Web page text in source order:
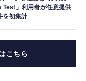
Test」利用者が任意提供
を初集計
こちら